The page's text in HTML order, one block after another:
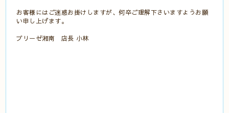
お客様にはご迷惑お掛けしますが、何卒ご理解下さいますようお願
い申し上げます。
ブリーゼ湘南 店長 小林